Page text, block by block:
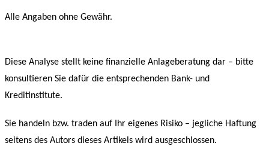
Alle Angaben ohne Gewähr.
Diese Analyse stellt keine finanzielle Anlageberatung dar – bitte
konsultieren Sie dafür die entsprechenden Bank- und
Kreditinstitute.
Sie handeln bzw. traden auf Ihr eigenes Risiko – jegliche Haftung
seitens des Autors dieses Artikels wird ausgeschlossen.